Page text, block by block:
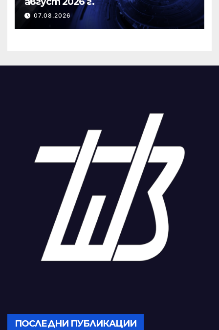
07.08.2026
ПОСЛЕДНИ ПУБЛИКАЦИИ